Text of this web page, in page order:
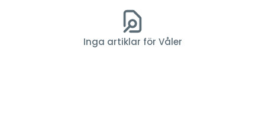
Inga artiklar för Våler